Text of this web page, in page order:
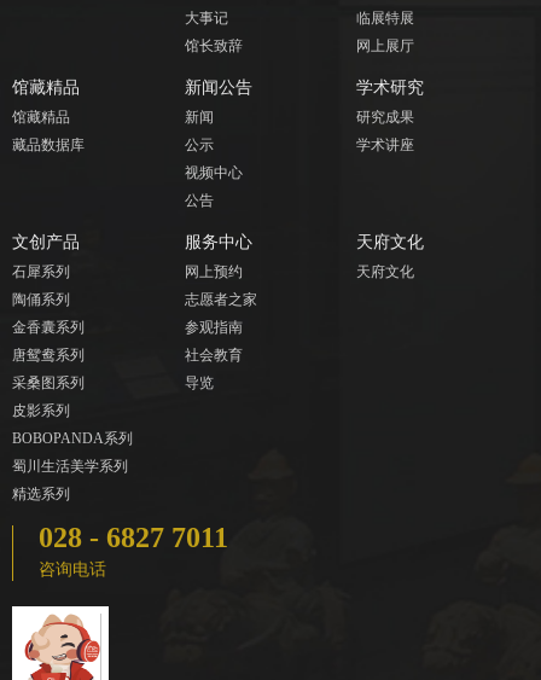
大事记
馆长致辞
临展特展
网上展厅
馆藏精品
馆藏精品
藏品数据库
新闻公告
新闻
公示
视频中心
公告
学术研究
研究成果
学术讲座
文创产品
石犀系列
陶俑系列
金香囊系列
唐鸳鸯系列
采桑图系列
皮影系列
BOBOPANDA系列
蜀川生活美学系列
精选系列
服务中心
网上预约
志愿者之家
参观指南
社会教育
导览
天府文化
天府文化
028 - 6827 7011
咨询电话